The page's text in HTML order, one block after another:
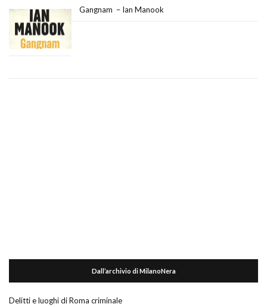
Gangnam – Ian Manook
Dall’archivio di MilanoNera
Delitti e luoghi di Roma criminale